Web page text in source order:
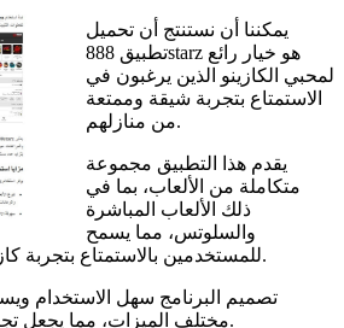
يمكننا أن نستنتج أن تحميل
تطبيق 888starz هو خيار رائع
لمحبي الكازينو الذين يرغبون في
الاستمتاع بتجربة شيقة وممتعة
من منازلهم.
يقدم هذا التطبيق مجموعة
متكاملة من الألعاب، بما في
ذلك الألعاب المباشرة
والسلوتس، مما يسمح
للمستخدمين بالاستمتاع بتجربة كازينو حقيقية من أي مكان.
تصميم البرنامج سهل الاستخدام
مختلف الميزات، مما يجعل تجربة المستخدم أكثر تميزًا.